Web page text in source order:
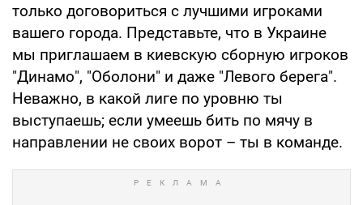
только договориться с лучшими игроками
вашего города. Представьте, что в Украине
мы приглашаем в киевскую сборную игроков
"Динамо", "Оболони" и даже "Левого берега".
Неважно, в какой лиге по уровню ты
выступаешь; если умеешь бить по мячу в
направлении не своих ворот – ты в команде.